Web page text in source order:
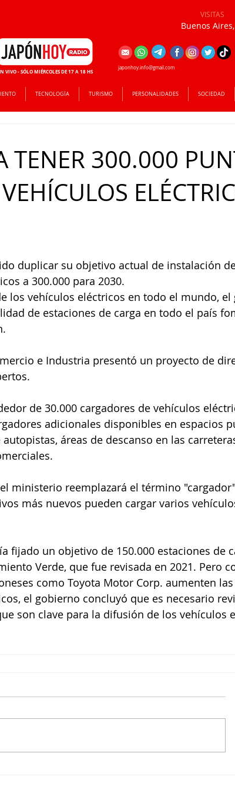
VISITAS
Buenos Aires,
TECNOLOGÍA TURISMO PERSONALIDADES SOCIEDAD
VIVO - SÓLO MIÉRCOLES DE 17 A 18 HS
japonhoy.info@gmail.com
TENER 300.000
a 300.000 para 2030.
los vehículos eléctricos en todo el mundo, el
de estaciones de carga en todo el país
adicionales disponibles en espacios
áreas de descanso en las
más nuevos pueden cargar varios
Verde, que fue revisada en 2021. Pero
como Toyota Motor Corp. aumenten
el gobierno concluyó que es necesario
son clave para la difusión de los vehículos